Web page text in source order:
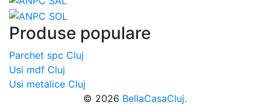
Produse populare
Parchet spc Cluj
Usi mdf Cluj
Usi metalice Cluj
© 2026 BellaCasaCluj.